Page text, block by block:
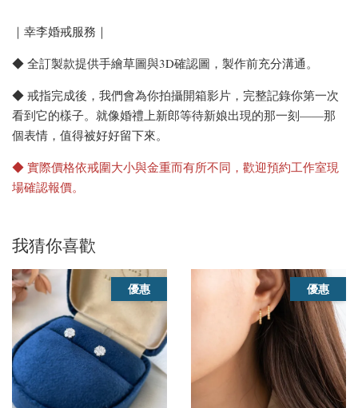
｜幸李婚戒服務｜
◆ 全訂製款提供手繪草圖與3D確認圖，製作前充分溝通。
◆ 戒指完成後，我們會為你拍攝開箱影片，完整記錄你第一次
看到它的樣子。就像婚禮上新郎等待新娘出現的那一刻——那
個表情，值得被好好留下來。
◆ 實際價格依戒圍大小與金重而有所不同，歡迎預約工作室現
場確認報價。
我猜你喜歡
優惠 優惠